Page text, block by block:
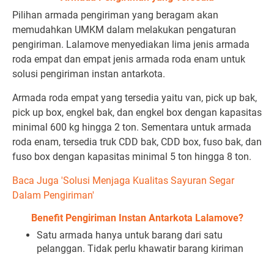
Pilihan armada pengiriman yang beragam akan
memudahkan UMKM dalam melakukan pengaturan
pengiriman. Lalamove menyediakan lima jenis armada
roda empat dan empat jenis armada roda enam untuk
solusi pengiriman instan antarkota.
Armada roda empat yang tersedia yaitu van, pick up bak,
pick up box, engkel bak, dan engkel box dengan kapasitas
minimal 600 kg hingga 2 ton. Sementara untuk armada
roda enam, tersedia truk CDD bak, CDD box, fuso bak, dan
fuso box dengan kapasitas minimal 5 ton hingga 8 ton.
Baca Juga 'Solusi Menjaga Kualitas Sayuran Segar
Dalam Pengiriman'
Benefit Pengiriman Instan Antarkota Lalamove?
Satu armada hanya untuk barang dari satu
pelanggan. Tidak perlu khawatir barang kiriman